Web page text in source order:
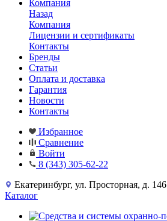
Компания
Назад
Компания
Лицензии и сертификаты
Контакты
Бренды
Статьи
Оплата и доставка
Гарантия
Новости
Контакты
Избранное
Сравнение
Войти
8 (343) 305-62-22
Екатеринбург, ул. Просторная, д. 146
Каталог